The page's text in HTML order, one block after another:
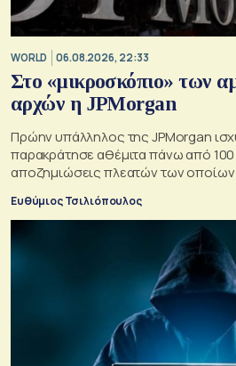
WORLD 06.08.2026, 22:33
Στο «μικροσκόπιο» των
αρχών η JPMorgan
Πρώην υπάλληλος της JPMorgan
παρακράτησε αθέμιτα πάνω από 100
αποζημιώσεις πλεατών των
Ευθύμιος Τσιλιόπουλος